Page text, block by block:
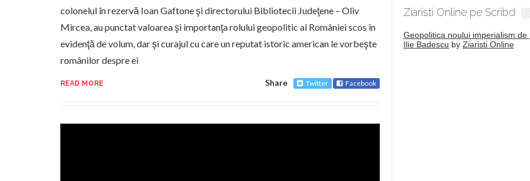
colonelul în rezervă Ioan Gaftone şi directorului Bibliotecii Judeţene – Oliv
Mircea, au punctat valoarea şi importanţa rolului geopolitic al României scos în
evidenţă de volum, dar şi curajul cu care un reputat istoric american le vorbeşte
românilor despre ei
READ MORE Share Twitter Facebook
Ziaristi Online pe Scribd
Geopolitica noului imperialism de
Ilie Badescu by Ziaristi Online